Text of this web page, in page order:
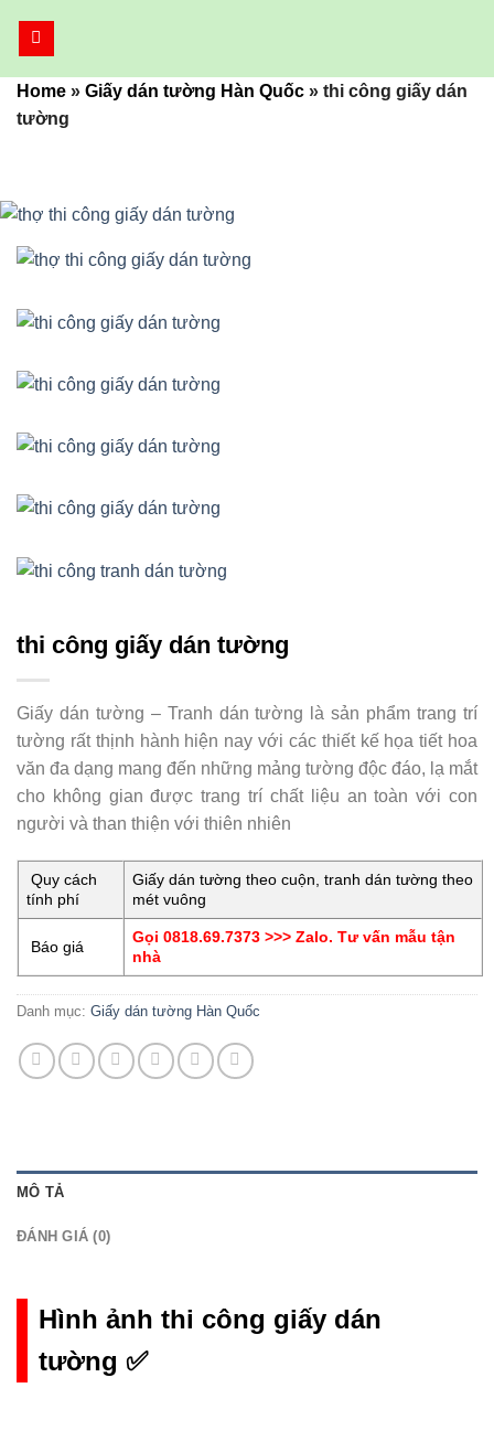
dungHome » Giấy dán tường Hàn Quốc » thi công giấy dán
tường
thi công giấy dán tường
Giấy dán tường – Tranh dán tường là sản phẩm trang trí
tường rất thịnh hành hiện nay với các thiết kế họa tiết hoa
văn đa dạng mang đến những mảng tường độc đáo, lạ mắt
cho không gian được trang trí chất liệu an toàn với con
người và than thiện với thiên nhiên
Quy cách
tính phí
Giấy dán tường theo cuộn, tranh dán tường theo
mét vuông
Báo giá
Gọi 0818.69.7373 >>> Zalo. Tư vấn mẫu tận
nhà
Danh mục: Giấy dán tường Hàn Quốc
MÔ TẢ
ĐÁNH GIÁ (0)
Hình ảnh thi công giấy dán
tường ✅